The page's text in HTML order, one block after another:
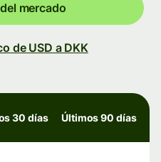
mercado
de USD a DKK
30 días Últimos 90 días